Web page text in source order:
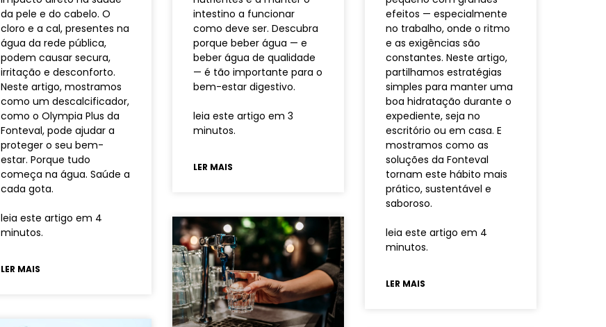
da pele e do cabelo. O
cloro e a cal, presentes na
água da rede pública,
podem causar secura,
irritação e desconforto.
Neste artigo, mostramos
como um descalcificador,
como o Olympia Plus da
Fonteval, pode ajudar a
proteger o seu bem-
estar. Porque tudo
começa na água. Saúde a
cada gota.
leia este artigo em 4
minutos.
LER MAIS
intestino a funcionar
como deve ser. Descubra
porque beber água — e
beber água de qualidade
— é tão importante para o
bem-estar digestivo.
leia este artigo em 3
minutos.
LER MAIS
efeitos — especialmente
no trabalho, onde o ritmo
e as exigências são
constantes. Neste artigo,
partilhamos estratégias
simples para manter uma
boa hidratação durante o
expediente, seja no
escritório ou em casa. E
mostramos como as
soluções da Fonteval
tornam este hábito mais
prático, sustentável e
saboroso.
leia este artigo em 4
minutos.
LER MAIS